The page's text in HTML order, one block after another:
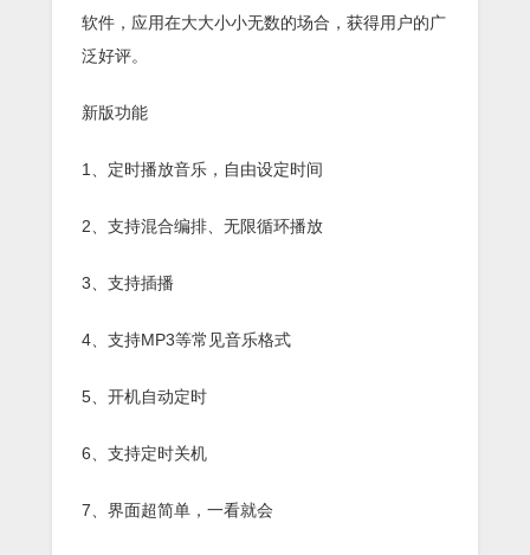
软件，应用在大大小小无数的场合，获得用户的广
泛好评。
新版功能
1、定时播放音乐，自由设定时间
2、支持混合编排、无限循环播放
3、支持插播
4、支持MP3等常见音乐格式
5、开机自动定时
6、支持定时关机
7、界面超简单，一看就会